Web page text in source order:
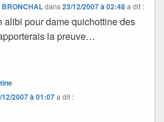
dans23/12/2007 à 02:48 a dit :
alibi pour dame quichottine des
la preuve…
12/2007 à 01:07a dit :